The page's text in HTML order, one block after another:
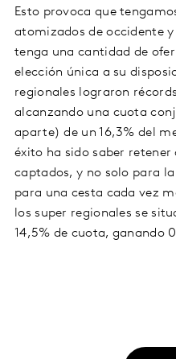
Esto provoca que
atomizados de occidente
tenga una cantidad de
elección única a su
regionales lograron
alcanzando una cuota
aparte) de un 16,3% del
éxito ha sido saber retener
captados, y no solo para
para una cesta cada vez
los super regionales se
14,5% de cuota, ganando